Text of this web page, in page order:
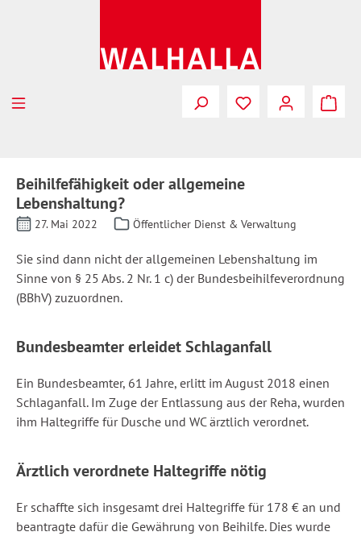
Beihilfefähigkeit oder allgemeine
Lebenshaltung?
27. Mai 2022 Öffentlicher Dienst & Verwaltung
Sie sind dann nicht der allgemeinen Lebenshaltung im
Sinne von § 25 Abs. 2 Nr. 1 c) der Bundesbeihilfeverordnung
(BBhV) zuzuordnen.
Bundesbeamter erleidet Schlaganfall
Ein Bundesbeamter, 61 Jahre, erlitt im August 2018 einen
Schlaganfall. Im Zuge der Entlassung aus der Reha, wurden
ihm Haltegriffe für Dusche und WC ärztlich verordnet.
Ärztlich verordnete Haltegriffe nötig
Er schaffte sich insgesamt drei Haltegriffe für 178 € an und
beantragte dafür die Gewährung von Beihilfe. Dies wurde